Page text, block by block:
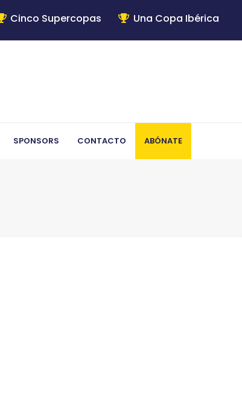
Cinco Supercopas Una Copa Ibérica
SPONSORS CONTACTO ABÓNATE